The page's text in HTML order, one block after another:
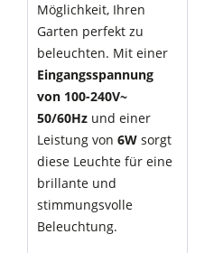
Möglichkeit, Ihren
Garten perfekt zu
beleuchten. Mit einer
Eingangsspannung
von 100-240V~
50/60Hz und einer
Leistung von 6W sorgt
diese Leuchte für eine
brillante und
stimmungsvolle
Beleuchtung.